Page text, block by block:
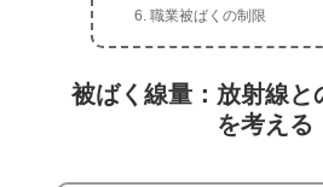
職業被ばくの制限
被ばく線量：放射線と
を考える